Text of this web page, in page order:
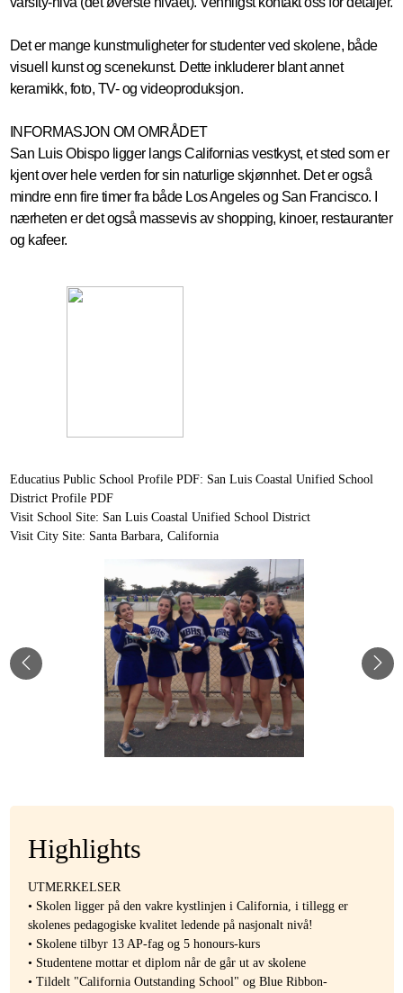
Det er mange kunstmuligheter for studenter ved skolene, både
visuell kunst og scenekunst. Dette inkluderer blant annet
keramikk, foto, TV- og videoproduksjon.
INFORMASJON OM OMRÅDET
San Luis Obispo ligger langs Californias vestkyst, et sted som er
kjent over hele verden for sin naturlige skjønnhet. Det er også
mindre enn fire timer fra både Los Angeles og San Francisco. I
nærheten er det også massevis av shopping, kinoer, restauranter
og kafeer.
Educatius Public School Profile PDF: San Luis Coastal Unified School
District Profile PDF
Visit School Site: San Luis Coastal Unified School District
Visit City Site: Santa Barbara, California
Highlights
UTMERKELSER
• Skolen ligger på den vakre kystlinjen i California, i tillegg er
skolenes pedagogiske kvalitet ledende på nasjonalt nivå!
• Skolene tilbyr 13 AP-fag og 5 honours-kurs
• Studentene mottar et diplom når de går ut av skolene
• Tildelt "California Outstanding School" og Blue Ribbon-